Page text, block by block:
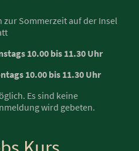
zur Sommerzeit auf der Insel
10.00 bis 11.30 Uhr
10.00 bis 11.30 Uhr
Es sind keine
wird gebeten.